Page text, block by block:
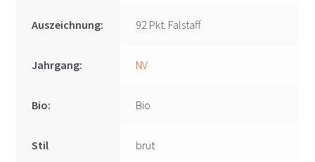
Auszeichnung: 92 Pkt. Falstaff
Jahrgang: NV
Bio: Bio
Stil brut